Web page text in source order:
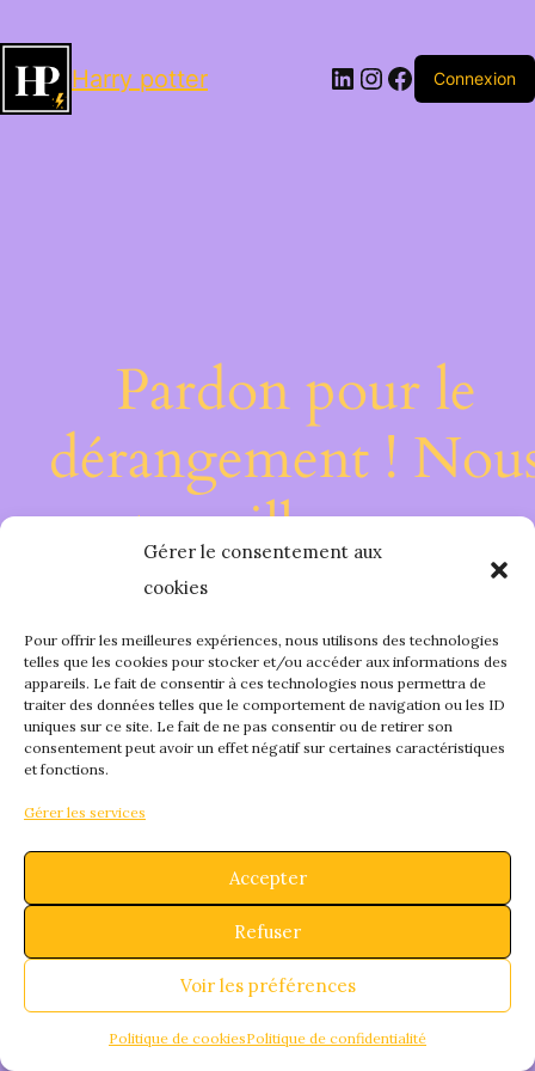
Gérer le consentement aux
cookies
Pour offrir les meilleures expériences, nous utilisons des technologies
telles que les cookies pour stocker et/ou accéder aux informations des
appareils. Le fait de consentir à ces technologies nous permettra de
traiter des données telles que le comportement de navigation ou les ID
uniques sur ce site. Le fait de ne pas consentir ou de retirer son
consentement peut avoir un effet négatif sur certaines caractéristiques
et fonctions.
Gérer les services
Accepter
Refuser
Voir les préférences
Politique de cookiesPolitique de confidentialité
Harry potter LinkedIn
Instagram
Facebook
Connexion
Pardon pour le
dérangement !
travaillons sur
quelque chose de
fantastique –
bientôt !